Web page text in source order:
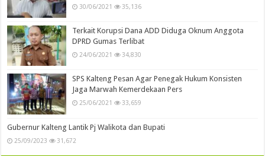
30/06/2021 35,136
Terkait Korupsi Dana ADD Diduga Oknum Anggota
DPRD Gumas Terlibat
24/06/2021 34,830
SPS Kalteng Pesan Agar Penegak Hukum Konsisten
Jaga Marwah Kemerdekaan Pers
25/06/2021 33,659
Gubernur Kalteng Lantik Pj Walikota dan Bupati
25/09/2023 31,672